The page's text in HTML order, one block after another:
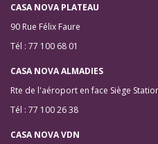
CASA NOVA PLATEAU
90 Rue Félix Faure
Tél : 77 100 68 01
CASA NOVA ALMADIES
Rte de l'aéroport en face Siège
Tél : 77 100 26 38
CASA NOVA VDN